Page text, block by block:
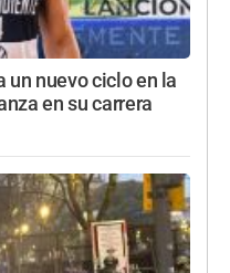
un nuevo ciclo en la
en su carrera